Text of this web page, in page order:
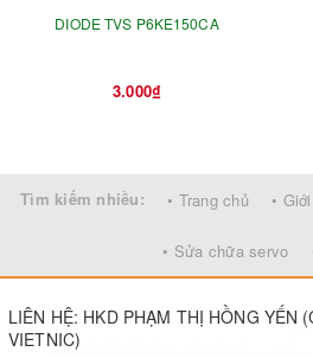
DIODE TVS P6KE150CA
3.000₫
Tìm kiếm nhiều: • Trang chủ •
• Sửa chữa servo
LIÊN HỆ: HKD PHẠM THỊ HỒNG YẾN
VIETNIC)